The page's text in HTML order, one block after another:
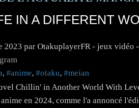
IN A DIFFERENT
2023 par OtakuplayerFR - jeux vidéo
, #anime, #otaku, #meian
Chillin' in Another World With
en 2024, comme l'a annoncé